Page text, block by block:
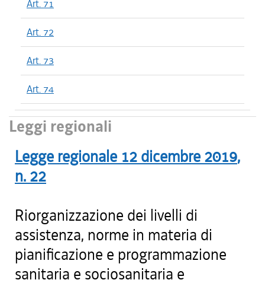
Art. 71
Art. 72
Art. 73
Art. 74
Leggi regionali
Legge regionale 12 dicembre 2019,
n. 22
Riorganizzazione dei livelli di
assistenza, norme in materia di
pianificazione e programmazione
sanitaria e sociosanitaria e